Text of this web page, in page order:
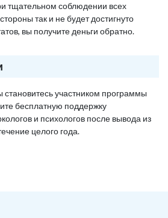
тщательном соблюдении всех
так и не будет достигнуто
вы получите деньги обратно.
становитесь участником программы
бесплатную поддержку
и психологов после вывода из
целого года.